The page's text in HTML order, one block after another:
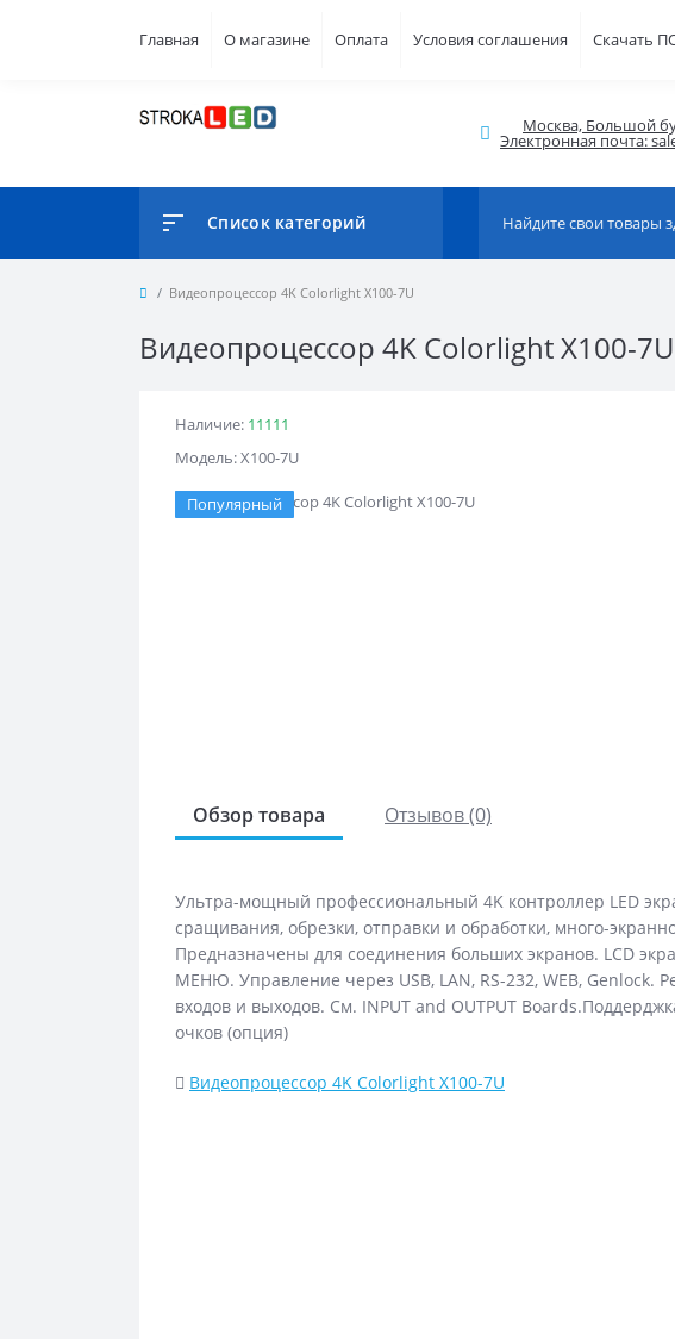
Главная О магазине Оплата Условия соглашения Скачать
Москва, Большой
Электронная почта:
Список категорий
Видеопроцессор 4K Colorlight X100-7U
Видеопроцессор 4K Colorlight X100-7U
Наличие: 11111
Модель: X100-7U
Популярный
Обзор товара Отзывов (0)
Ультра-мощный профессиональный 4K контроллер LED
сращивания, обрезки, отправки и обработки, много-
Предназначены для соединения больших экранов. LCD
МЕНЮ. Управление через USB, LAN, RS-232, WEB, Genlock.
входов и выходов. См. INPUT and OUTPUT
очков (опция)
Видеопроцессор 4K Colorlight X100-7U